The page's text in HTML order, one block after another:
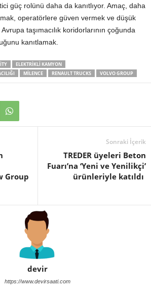
güç rolünü daha da kanıtlıyor. Amaç, daha
operatörlere güven vermek ve düşük
Avrupa taşımacılık koridorlarının çoğunda
kanıtlamak.
ELEKTRIKLI KAMYON
MILENCE RENAULT TRUCKS VOLVO GROUP
Group
Sonraki İçerik
TREDER üyeleri Beton
Fuarı’na ‘Yeni ve Yenilikçi’
ürünleriyle katıldı
devir
https://www.devirsaati.com